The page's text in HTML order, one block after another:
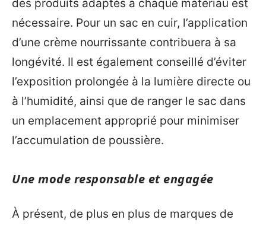
des produits adaptés à chaque matériau est
nécessaire. Pour un sac en cuir, l’application
d’une crème nourrissante contribuera à sa
longévité. Il est également conseillé d’éviter
l’exposition prolongée à la lumière directe ou
à l’humidité, ainsi que de ranger le sac dans
un emplacement approprié pour minimiser
l’accumulation de poussière.
Une mode responsable et engagée
À présent, de plus en plus de marques de